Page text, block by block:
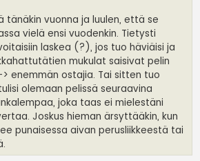
tänäkin vuonna ja luulen, että se
vielä ensi vuodenkin. Tietysti
laskea (?), jos tuo häviäisi ja
mukulat saisivat pelin
enemmän ostajia. Tai sitten tuo
olemaan pelissä seuraavina
joka taas ei mielestäni
Joskus hieman ärsyttääkin, kun
punaisessa aivan perusliikkeestä tai